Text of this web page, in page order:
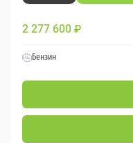
2 277 600 ₽
Бензин